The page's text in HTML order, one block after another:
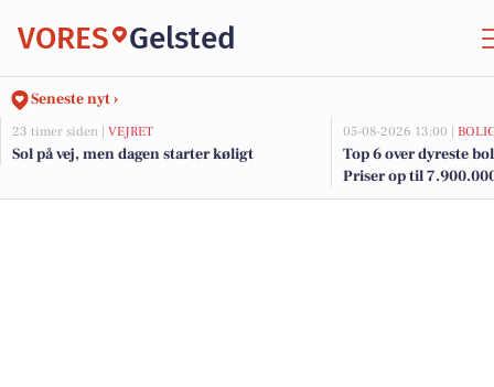
VORES Gelsted
Seneste nyt ›
23 timer siden | VEJRET
Sol på vej, men dagen starter køligt
05-08-2026 13:00 |
Top 6 over dyreste
Priser op til